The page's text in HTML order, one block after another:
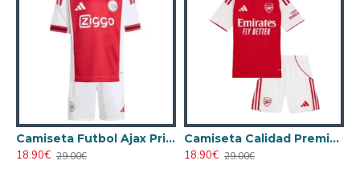
Camiseta Futbol Ajax Primera Equipación 2025/26 (Camiseta + Pantalón Corto)
18.90€ 29.00€
Camiseta Calidad Premium Arsenal Home 2025/26 Equipación
18.90€ 29.00€